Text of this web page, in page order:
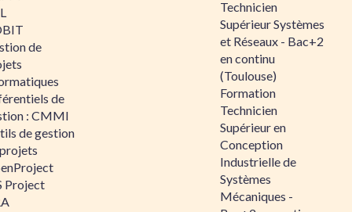
de
de
: CMMI
de gestion
Project
Technicien
Supérieur Systèmes
et Réseaux - Bac+2
en continu
(Toulouse)
Formation
Technicien
Supérieur en
Conception
Industrielle de
Systèmes
Mécaniques -